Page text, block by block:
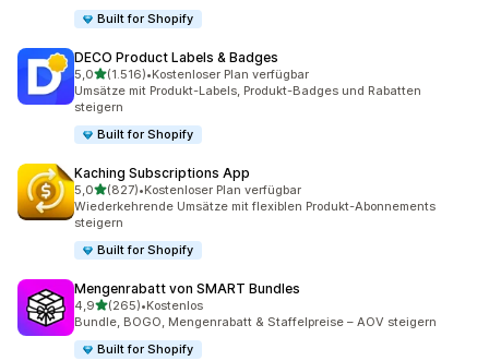
Built for Shopify
DECO Product Labels & Badges
5,0von 5 Sternen
(1.516)
1516 Rezensionen insgesamt
•Kostenloser Plan verfügbar
Umsätze mit Produkt-Labels, Produkt-Badges und Rabatten
steigern
Built for Shopify
Kaching Subscriptions App
5,0von 5 Sternen
(827)
827 Rezensionen insgesamt
•Kostenloser Plan verfügbar
Wiederkehrende Umsätze mit flexiblen Produkt-Abonnements
steigern
Built for Shopify
Mengenrabatt von SMART Bundles
4,9von 5 Sternen
(265)
265 Rezensionen insgesamt
•Kostenlos
Bundle, BOGO, Mengenrabatt & Staffelpreise – AOV steigern
Built for Shopify